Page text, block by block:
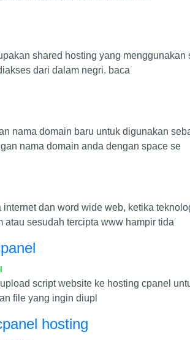
shared hosting yang
dari dalam negri. baca
nama domain baru untuk digunakan
nama domain anda dengan space se
dan word wide web, ketika
sesudah tercipta www hampir tida
script website ke hosting cpanel
file yang ingin diupl
hosting